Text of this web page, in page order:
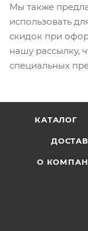
Мы также
использовать
скидок при
нашу рассылку,
специальных
КАТАЛОГ
О